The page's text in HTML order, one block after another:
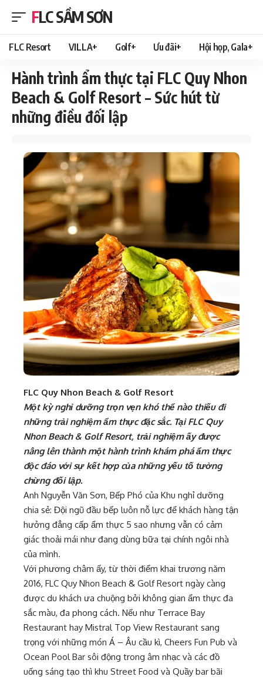
FLC SẦM SƠN
FLC Resort VILLA+ Golf+ Ưu đãi+ Hội họp, Gala+
Hành trình ẩm thực tại FLC Quy Nhon
Beach & Golf Resort – Sức hút từ
những điều đối lập
FLC Quy Nhon Beach & Golf Resort
Một kỳ nghỉ dưỡng trọn vẹn khó thể nào thiếu đi
những trải nghiệm ẩm thực đặc sắc. Tại FLC Quy
Nhon Beach & Golf Resort, trải nghiệm ấy được
nâng lên thành một hành trình khám phá ẩm thực
độc đáo với sự kết hợp của những yếu tố tưởng
chừng đối lập.
Anh Nguyễn Văn Sơn, Bếp Phó của Khu nghỉ dưỡng
chia sẻ: Đội ngũ đầu bếp luôn nỗ lực để khách hàng tận
hưởng đẳng cấp ẩm thực 5 sao nhưng vẫn có cảm
giác thoải mái như đang dùng bữa tại chính ngôi nhà
của mình.
Với phương châm ấy, từ thời điểm khai trương năm
2016, FLC Quy Nhon Beach & Golf Resort ngày càng
được du khách ưa chuộng bởi không gian ẩm thực đa
sắc màu, đa phong cách. Nếu như Terrace Bay
Restaurant hay Mistral Top View Restaurant sang
trọng với những món Á – Âu cầu kì, Cheers Fun Pub và
Ocean Pool Bar sôi động trong âm nhạc và các đồ
uống sáng tạo thì khu Street Food và Quầy bar bãi